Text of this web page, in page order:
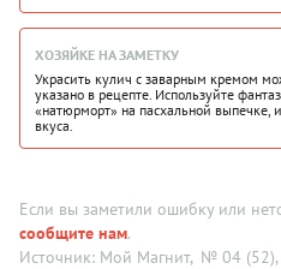
ХОЗЯЙКЕ НА ЗАМЕТКУ
Украсить кулич с заварным кремом
указано в рецепте. Используйте
«натюрморт» на пасхальной выпечке,
вкуса.
Если вы заметили ошибку или
сообщите нам.
Источник: Мой Магнит, № 04 (52),